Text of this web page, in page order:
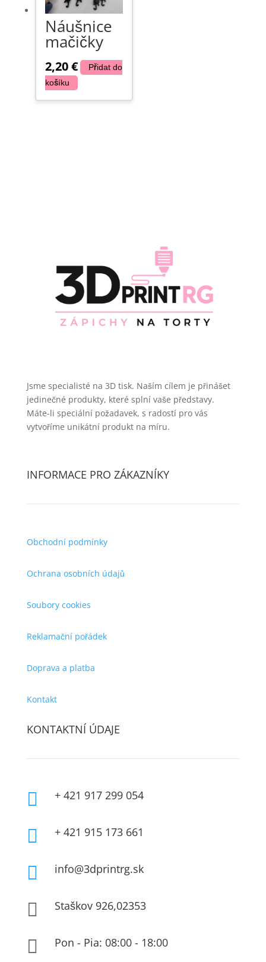
Náušnice
mačičky
2,20€
Přidat do
košíku
Jsme specialisté na 3D tisk. Naším cílem je přinášet
jedinečné produkty, které splní vaše představy.
Máte-li speciální požadavek, s radostí pro vás
vytvoříme unikátní produkt na míru.
INFORMACE PRO ZÁKAZNÍKY
Obchodní podmínky
Ochrana osobních údajů
Soubory cookies
Reklamační pořádek
Doprava a platba
Kontakt
KONTAKTNÍ ÚDAJE
 + 421 917 299 054
 + 421 915 173 661
 info@3dprintrg.sk
 Staškov 926,02353
 Pon - Pia: 08:00 - 18:00